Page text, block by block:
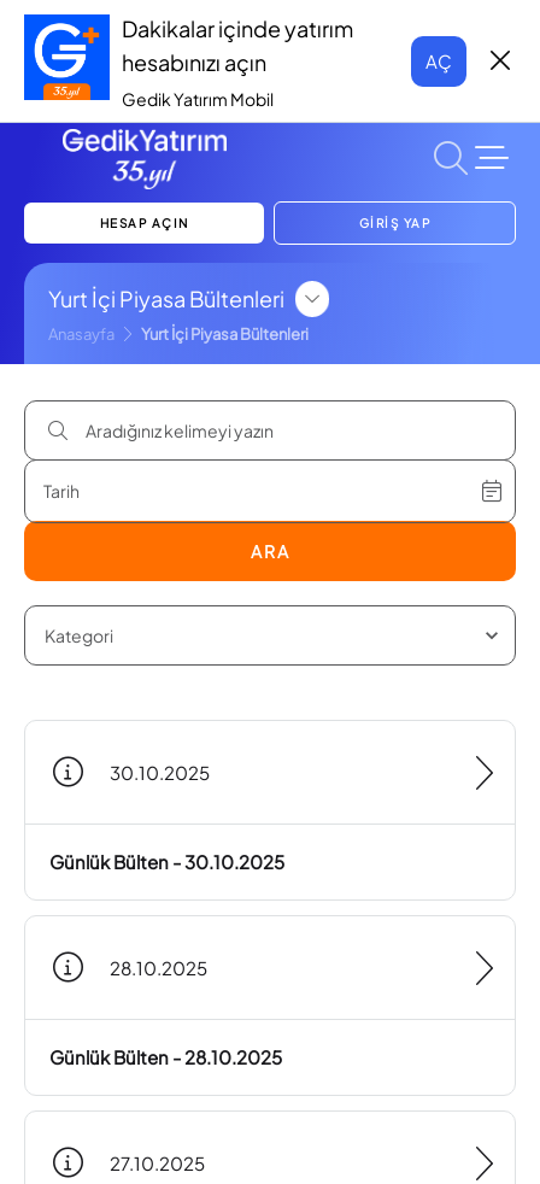
Dakikalar içinde yatırım
hesabınızı açın
Gedik Yatırım Mobil
AÇ
HESAP AÇIN GİRİŞ YAP
Yurt İçi Piyasa Bültenleri
Anasayfa Yurt İçi Piyasa Bültenleri
ARA
30.10.2025
Günlük Bülten - 30.10.2025
28.10.2025
Günlük Bülten - 28.10.2025
27.10.2025